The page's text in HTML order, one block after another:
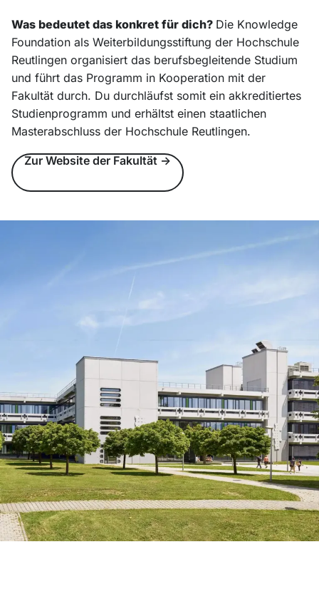
Was bedeutet das konkret für dich? Die Knowledge
Foundation als Weiterbildungsstiftung der Hochschule
Reutlingen organisiert das berufsbegleitende Studium
und führt das Programm in Kooperation mit der
Fakultät durch. Du durchläufst somit ein akkreditiertes
Studienprogramm und erhältst einen staatlichen
Masterabschluss der Hochschule Reutlingen.
Zur Website der Fakultät ->